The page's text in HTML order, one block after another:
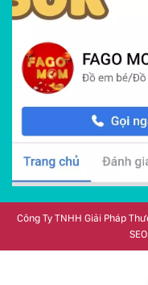
Công Ty TNHH Giải Pháp